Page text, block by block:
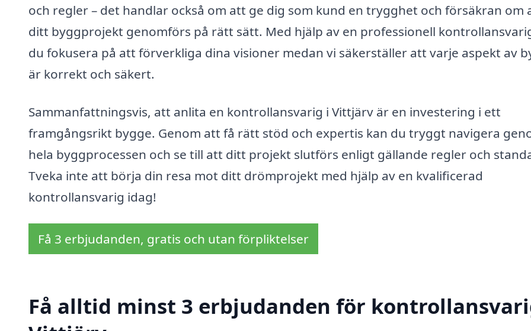
och regler – det handlar också om att ge dig som kund en trygghet och försäkran om
ditt byggprojekt genomförs på rätt sätt. Med hjälp av en professionell
du fokusera på att förverkliga dina visioner medan vi säkerställer att varje aspekt av
är korrekt och säkert.
Sammanfattningsvis, att anlita en kontrollansvarig i Vittjärv är en investering i ett
framgångsrikt bygge. Genom att få rätt stöd och expertis kan du tryggt navigera
hela byggprocessen och se till att ditt projekt slutförs enligt gällande regler och
Tveka inte att börja din resa mot ditt drömprojekt med hjälp av en kvalificerad
kontrollansvarig idag!
Få 3 erbjudanden, gratis och utan förpliktelser
Få alltid minst 3 erbjudanden för